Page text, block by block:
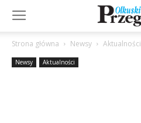
Strona główna Newsy Aktualności
Newsy Aktualności